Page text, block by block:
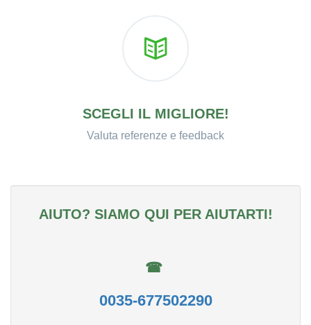
SCEGLI IL MIGLIORE!
Valuta referenze e feedback
AIUTO? SIAMO QUI PER AIUTARTI!
☎
0035-677502290